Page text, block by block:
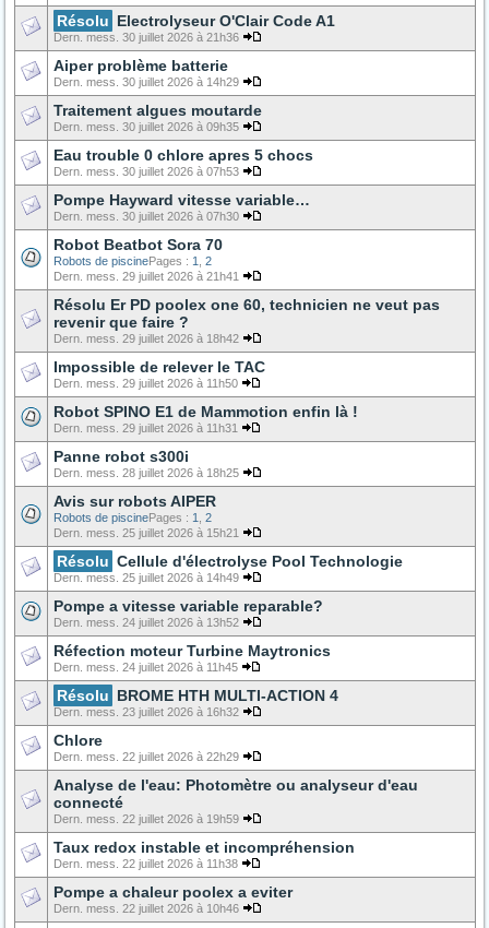
Résolu Electrolyseur O'Clair Code A1
Dern. mess. 30 juillet 2026 à 21h36
Aiper problème batterie
Dern. mess. 30 juillet 2026 à 14h29
Traitement algues moutarde
Dern. mess. 30 juillet 2026 à 09h35
Eau trouble 0 chlore apres 5 chocs
Dern. mess. 30 juillet 2026 à 07h53
Pompe Hayward vitesse variable…
Dern. mess. 30 juillet 2026 à 07h30
Robot Beatbot Sora 70
Robots de piscinePages : 1
2
Dern. mess. 29 juillet 2026 à 21h41
Résolu Er PD poolex one 60, technicien ne veut pas
revenir que faire ?
Dern. mess. 29 juillet 2026 à 18h42
Impossible de relever le TAC
Dern. mess. 29 juillet 2026 à 11h50
Robot SPINO E1 de Mammotion enfin là !
Dern. mess. 29 juillet 2026 à 11h31
Panne robot s300i
Dern. mess. 28 juillet 2026 à 18h25
Avis sur robots AIPER
Robots de piscinePages : 1
2
Dern. mess. 25 juillet 2026 à 15h21
Résolu Cellule d'électrolyse Pool Technologie
Dern. mess. 25 juillet 2026 à 14h49
Pompe a vitesse variable reparable?
Dern. mess. 24 juillet 2026 à 13h52
Réfection moteur Turbine Maytronics
Dern. mess. 24 juillet 2026 à 11h45
Résolu BROME HTH MULTI-ACTION 4
Dern. mess. 23 juillet 2026 à 16h32
Chlore
Dern. mess. 22 juillet 2026 à 22h29
Analyse de l'eau: Photomètre ou analyseur d'eau
connecté
Dern. mess. 22 juillet 2026 à 19h59
Taux redox instable et incompréhension
Dern. mess. 22 juillet 2026 à 11h38
Pompe a chaleur poolex a eviter
Dern. mess. 22 juillet 2026 à 10h46